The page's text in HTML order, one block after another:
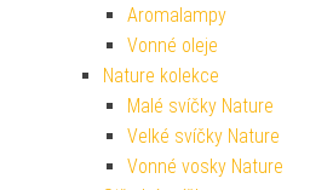
Aromalampy
Vonné oleje
Nature kolekce
Malé svíčky Nature
Velké svíčky Nature
Vonné vosky Nature